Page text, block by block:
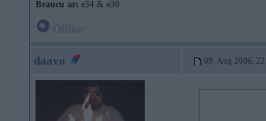
Braucu ar: e34 & e30
daavo 09. Aug 2006,